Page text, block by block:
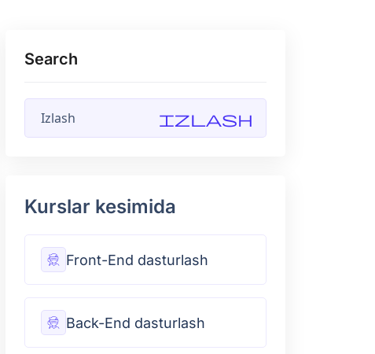
Search
Izlash
Kurslar kesimida
Front-End dasturlash
Back-End dasturlash